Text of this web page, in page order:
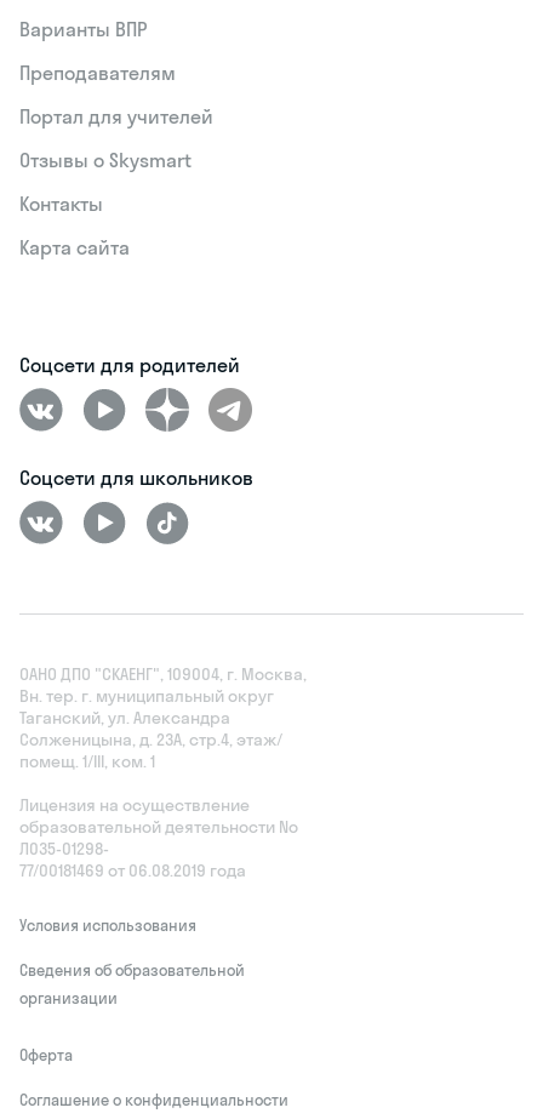
Варианты ВПР
Преподавателям
Портал для учителей
Отзывы о Skysmart
Контакты
Карта сайта
Соцсети для родителей
Соцсети для школьников
ОАНО ДПО "СКАЕНГ", 109004, г. Москва,
Вн. тер. г. муниципальный округ
Таганский, ул. Александра
Солженицына, д. 23А, стр.4, этаж/
помещ. 1/III, ком. 1
Лицензия на осуществление
образовательной деятельности No
Л035‑01298-
77/00181469 от 06.08.2019 года
Условия использования
Сведения об образовательной
организации
Оферта
Соглашение о конфиденциальности